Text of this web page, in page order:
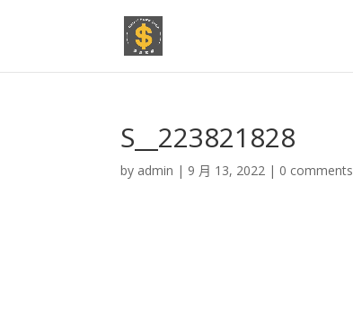
S__223821828
by admin | 9 月 13, 2022 | 0 comments